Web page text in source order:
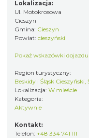
Lokalizacja:
Ul. Motokrosowa
Cieszyn
Gmina: Cieszyn
Powiat: cieszyński
Pokaż wskazówki dojazdu
Region turystyczny:
Beskidy i Śląsk Cieszyński,
Lokalizacja: W mieście
Kategoria:
Aktywnie
Kontakt:
Telefon: +48 334 741 111